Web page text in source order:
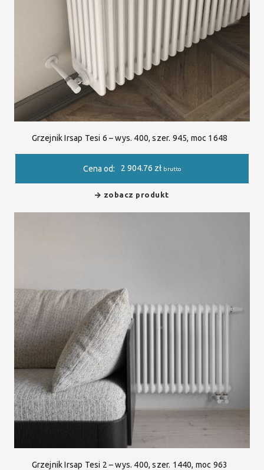
Grzejnik Irsap Tesi 6 – wys. 400, szer. 945, moc 1648
Cena od: 2 904.76 zł brutto
zobacz produkt
Grzejnik Irsap Tesi 2 – wys. 400, szer. 1440, moc 963